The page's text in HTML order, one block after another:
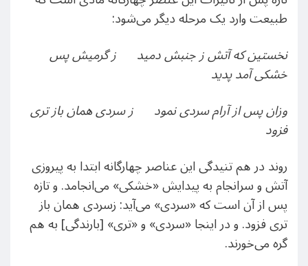
طبیعت وارد یک مرحله دیگر می‌شود:
نخستین که آتش ز جنبش دمید ز گرمیش پس
خشکی آمد پدید
وزان پس از آرام سردی نمود ز سردی همان باز تری
فزود
روند در هم تنیدگی این عناصر چهارگانه ابتدا به پیروزی
آتش و سرانجام به پیدایش «خشکی» می‌انجامد. و تازه
پس از آن است که «سردی» می‌آید: زسردی همان باز
تری فزود. و در اینجا «سردی» و «تری» [بارندگی] به هم
گره می‌خورند.